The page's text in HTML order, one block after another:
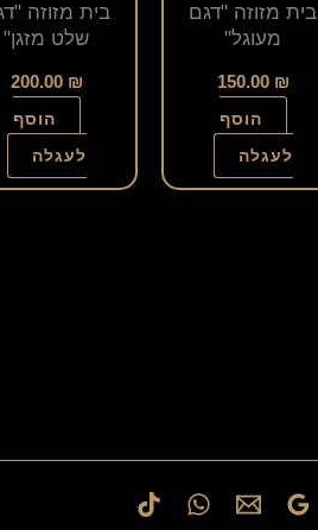
בית מזוזה "דגם
מעוגל"
150.00 ₪
הוסף
לעגלה
ניתן
האפשרויות
בעמוד
בית מזוזה
שלט מזגן"
200.00 ₪
הוסף
לעגלה